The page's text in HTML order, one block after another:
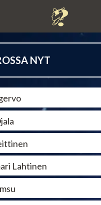
Lahtinen